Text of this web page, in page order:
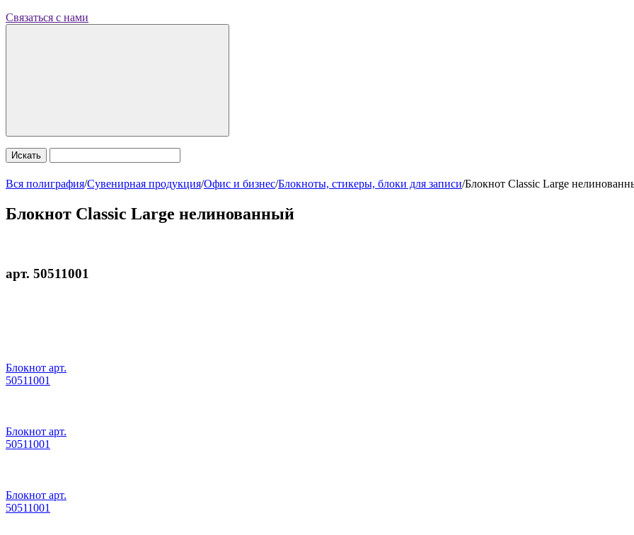
Связаться с нами
Искать
Вся полиграфия/Сувенирная продукция/Офис и бизнес/Блокноты, стикеры, блоки для записи/Блокнот Classic Large
Блокнот Classic Large нелинованный
арт. 50511001
Блокнот арт.
50511001
Блокнот арт.
50511001
Блокнот арт.
50511001